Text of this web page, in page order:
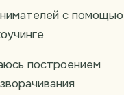
с помощью
построением